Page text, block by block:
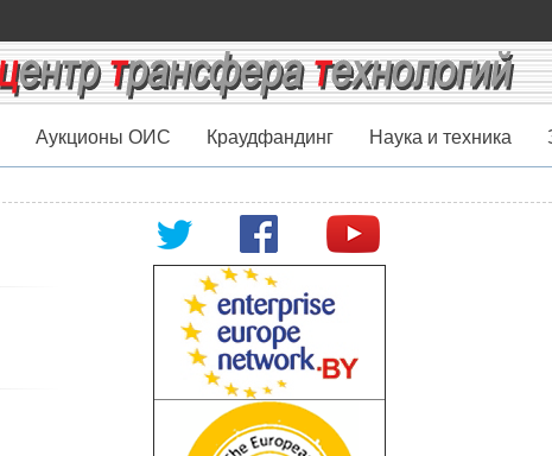
Аукционы ОИС Краудфандинг Наука и техника